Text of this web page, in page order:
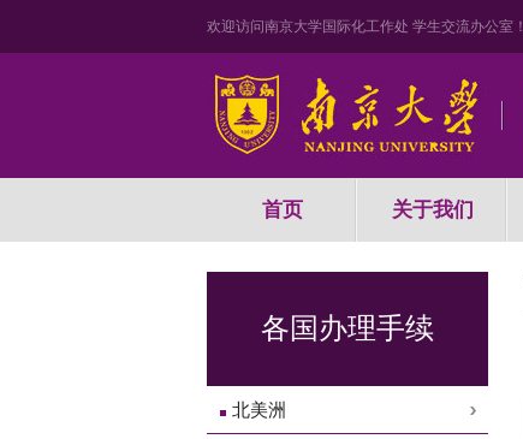
欢迎访问南京大学国际化工作处 学生交流办公室！
首页 关于我们
各国办理手续
北美洲